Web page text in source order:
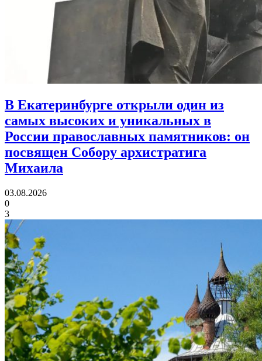
В Екатеринбурге открыли один из
самых высоких и уникальных в
России православных памятников: он
посвящен Собору архистратига
Михаила
03.08.2026
0
3